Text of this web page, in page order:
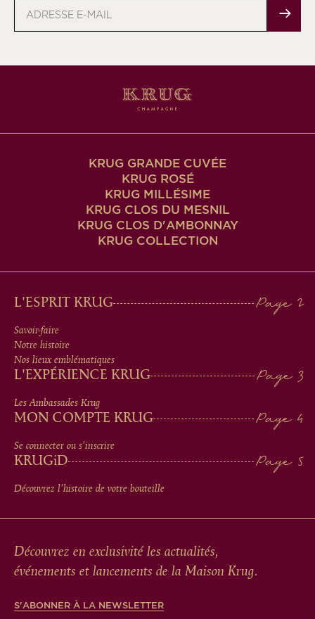
KRUG GRANDE CUVÉE
KRUG ROSÉ
KRUG MILLÉSIME
KRUG CLOS DU MESNIL
KRUG CLOS D'AMBONNAY
KRUG COLLECTION
MAIN
MEN
IN
FOOTER
L'ESPRIT KRUG
Savoir-faire
Notre histoire
Nos lieux emblématiques
L'EXPÉRIENCE KRUG
Les Ambassades Krug
MON COMPTE KRUG
Se connecter ou s'inscrire
KRUGiD
Découvrez l'histoire de votre bouteille
Découvrez en exclusivité les actualités,
événements et lancements de la Maison Krug.
S'ABONNER À LA NEWSLETTER